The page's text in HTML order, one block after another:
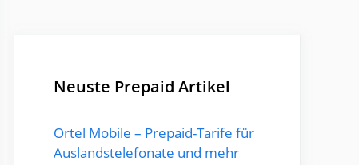
Neuste Prepaid Artikel
Ortel Mobile – Prepaid-Tarife für
Auslandstelefonate und mehr